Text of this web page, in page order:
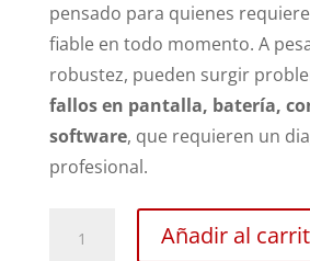
pensado para quienes
fiable en todo momento. A
robustez, pueden surgir
fallos en pantalla, batería,
software, que requieren un
profesional.
Añadir al